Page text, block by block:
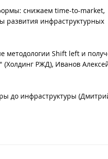
снижаем time-to-market,
развития инфраструктурных
методологии Shift left и
(Холдинг РЖД), Иванов
до инфраструктуры